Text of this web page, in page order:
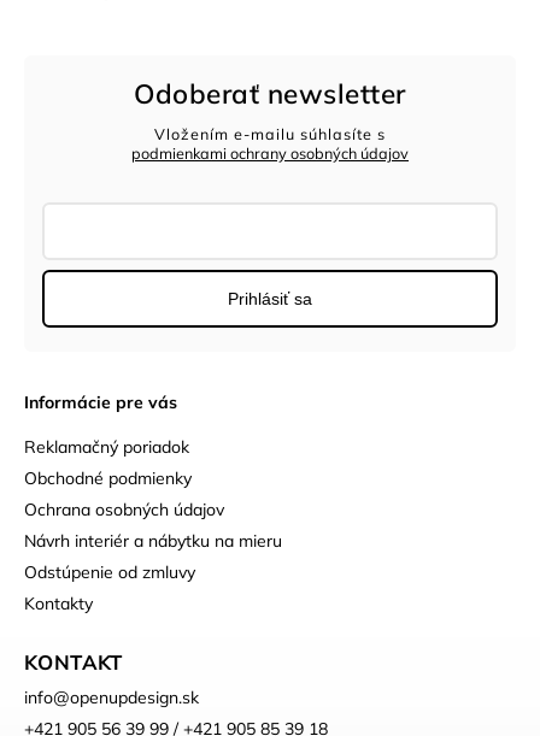
Informácie pre vás
Reklamačný poriadok
Obchodné podmienky
Ochrana osobných údajov
Návrh interiér a nábytku na mieru
Odstúpenie od zmluvy
Kontakty
KONTAKT
info@openupdesign.sk
+421 905 56 39 99 / +421 905 85 39 18
Odoberať newsletter
Vložením e-mailu súhlasíte s
podmienkami ochrany osobných údajov
Prihlásiť sa